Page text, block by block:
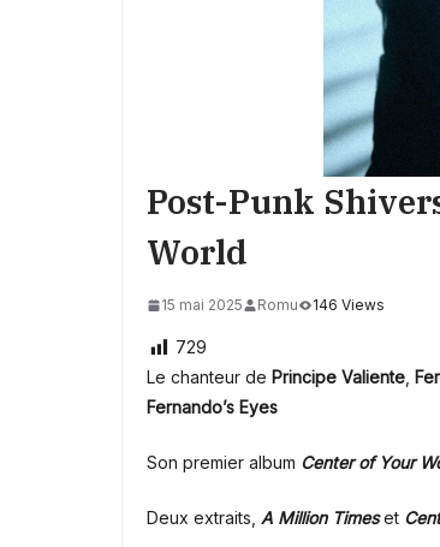
Post-Punk
World
15 mai 2025 Romu 146 Views
729
Le chanteur de Principe Valiente
Fernando’s Eyes
Son premier album Center of Your
Deux extraits, A Million Times et